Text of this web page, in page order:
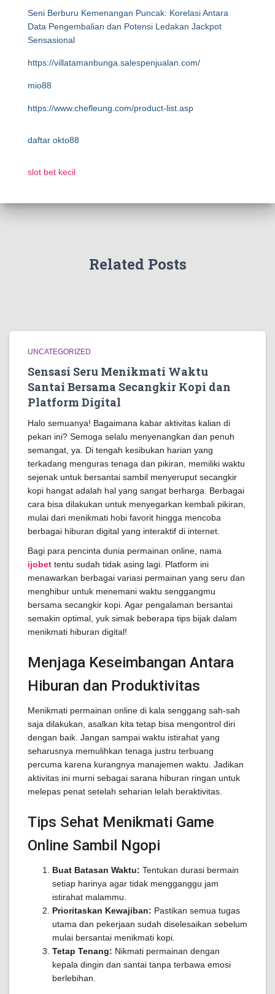
Seni Berburu Kemenangan Puncak: Korelasi Antara
Data Pengembalian dan Potensi Ledakan Jackpot
Sensasional
https://villatamanbunga.salespenjualan.com/
mio88
https://www.chefleung.com/product-list.asp
daftar okto88
slot bet kecil
Related Posts
UNCATEGORIZED
Sensasi Seru Menikmati Waktu
Santai Bersama Secangkir Kopi dan
Platform Digital
Halo semuanya! Bagaimana kabar aktivitas kalian di
pekan ini? Semoga selalu menyenangkan dan penuh
semangat, ya. Di tengah kesibukan harian yang
terkadang menguras tenaga dan pikiran, memiliki waktu
sejenak untuk bersantai sambil menyeruput secangkir
kopi hangat adalah hal yang sangat berharga. Berbagai
cara bisa dilakukan untuk menyegarkan kembali pikiran,
mulai dari menikmati hobi favorit hingga mencoba
berbagai hiburan digital yang interaktif di internet.
Bagi para pencinta dunia permainan online, nama
ijobet tentu sudah tidak asing lagi. Platform ini
menawarkan berbagai variasi permainan yang seru dan
menghibur untuk menemani waktu senggangmu
bersama secangkir kopi. Agar pengalaman bersantai
semakin optimal, yuk simak beberapa tips bijak dalam
menikmati hiburan digital!
Menjaga Keseimbangan Antara
Hiburan dan Produktivitas
Menikmati permainan online di kala senggang sah-sah
saja dilakukan, asalkan kita tetap bisa mengontrol diri
dengan baik. Jangan sampai waktu istirahat yang
seharusnya memulihkan tenaga justru terbuang
percuma karena kurangnya manajemen waktu. Jadikan
aktivitas ini murni sebagai sarana hiburan ringan untuk
melepas penat setelah seharian lelah beraktivitas.
Tips Sehat Menikmati Game
Online Sambil Ngopi
Buat Batasan Waktu: Tentukan durasi bermain
setiap harinya agar tidak mengganggu jam
istirahat malammu.
Prioritaskan Kewajiban: Pastikan semua tugas
utama dan pekerjaan sudah diselesaikan sebelum
mulai bersantai menikmati kopi.
Tetap Tenang: Nikmati permainan dengan
kepala dingin dan santai tanpa terbawa emosi
berlebihan.